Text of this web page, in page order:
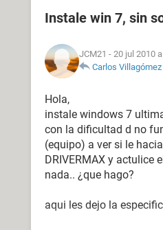
Instale win 7, sin
JCM21 - 20 jul 2010
Carlos Villagómez
Hola,
instale windows 7
con la dificultad d no
(equipo) a ver si le
DRIVERMAX y actulice
nada.. ¿que hago?
aqui les dejo la